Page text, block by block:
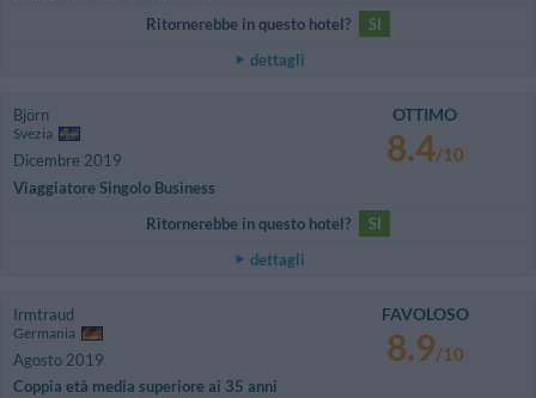
Ritornerebbe in questo hotel?
SI
dettagli
Björn
Svezia
Dicembre 2019
Viaggiatore Singolo Business
OTTIMO
8.4/10
Ritornerebbe in questo hotel?
SI
dettagli
Irmtraud
Germania
Agosto 2019
Coppia età media superiore ai 35 anni
FAVOLOSO
8.9/10